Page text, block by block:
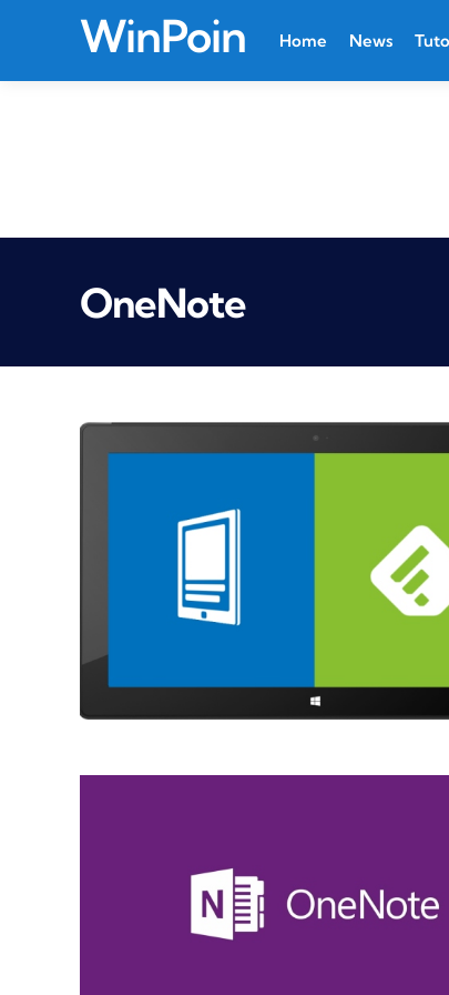
WinPoin Home News
OneNote